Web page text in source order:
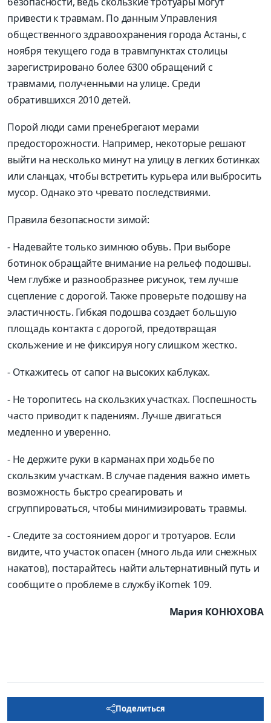
привести к травмам. По данным Управления
общественного здравоохранения города Астаны, с
ноября текущего года в травмпунктах столицы
зарегистрировано более 6300 обращений с
травмами, полученными на улице. Среди
обратившихся 2010 детей.
Порой люди сами пренебрегают мерами
предосторожности. Например, некоторые решают
выйти на несколько минут на улицу в легких ботинках
или сланцах, чтобы встретить курьера или выбросить
мусор. Однако это чревато последствиями.
Правила безопасности зимой:
- Надевайте только зимнюю обувь. При выборе
ботинок обращайте внимание на рельеф подошвы.
Чем глубже и разнообразнее рисунок, тем лучше
сцепление с дорогой. Также проверьте подошву на
эластичность. Гибкая подошва создает большую
площадь контакта с дорогой, предотвращая
скольжение и не фиксируя ногу слишком жестко.
- Откажитесь от сапог на высоких каблуках.
- Не торопитесь на скользких участках. Поспешность
часто приводит к падениям. Лучше двигаться
медленно и уверенно.
- Не держите руки в карманах при ходьбе по
скользким участкам. В случае падения важно иметь
возможность быстро среагировать и
сгруппироваться, чтобы минимизировать травмы.
- Следите за состоянием дорог и тротуаров. Если
видите, что участок опасен (много льда или снежных
накатов), постарайтесь найти альтернативный путь и
сообщите о проблеме в службу iKomek 109.
Мария КОНЮХОВА
Поделиться